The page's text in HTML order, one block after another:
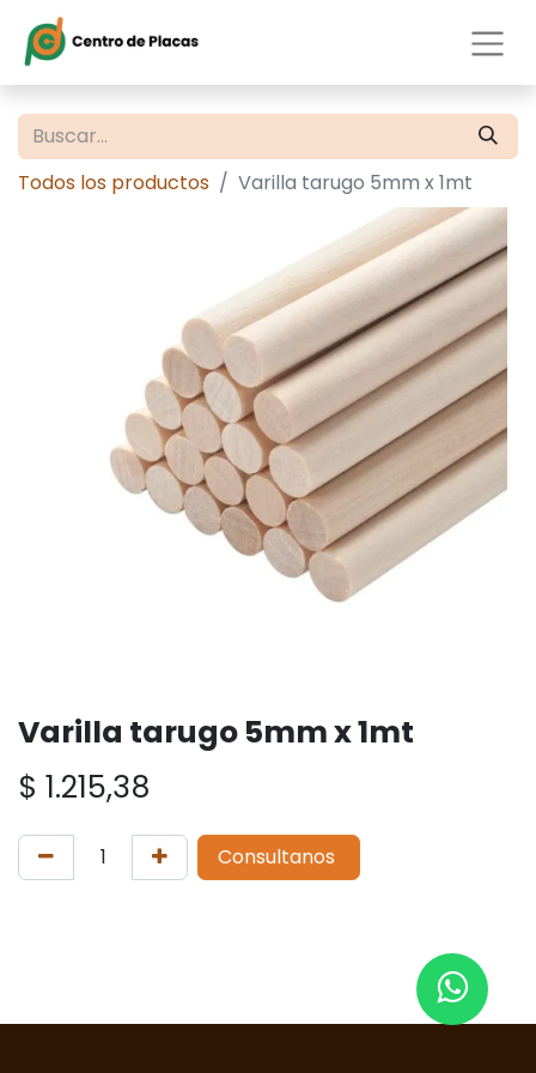
Todos los productos Varilla tarugo 5mm x 1mt
Varilla tarugo 5mm x 1mt
$ 1.215,38
Consultanos